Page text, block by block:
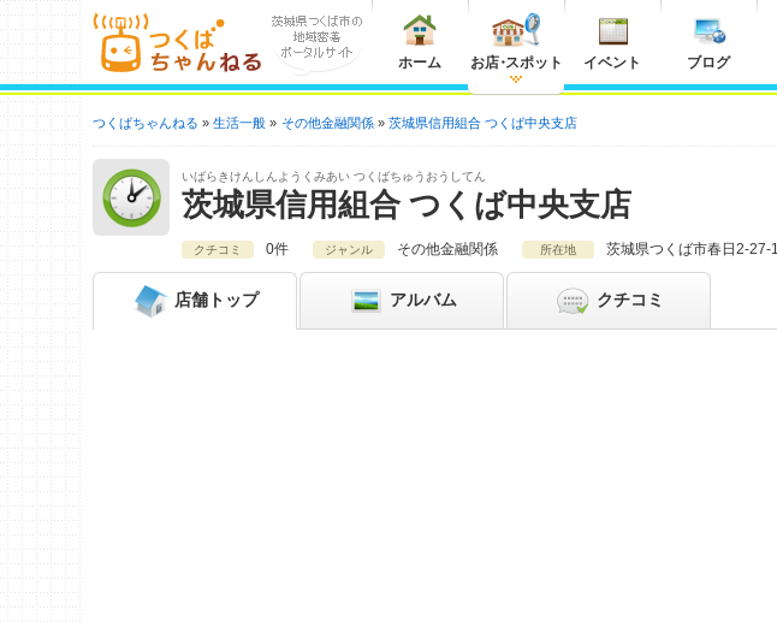
ホーム お店・スポット イベント ブログ
つくばちゃんねる 生活一般 その他金融関係 茨城県信用組合 つくば中央支店
いばらきけんしんようくみあい つくばちゅうおうしてん
茨城県信用組合 つくば中央支店
クチコミ 0件 ジャンル その他金融関係 所在地 茨城県つくば市春日2-27-1
店舗 トップ アルバム クチコミ